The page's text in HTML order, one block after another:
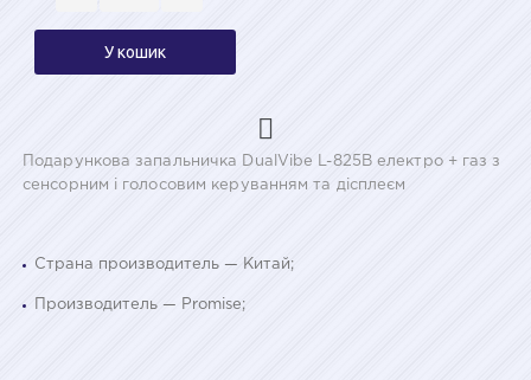
У кошик
Подарункова запальничка DualVibe L-825B електро + газ з
сенсорним і голосовим керуванням та дісплеєм
Страна производитель — Китай;
Производитель — Promise;